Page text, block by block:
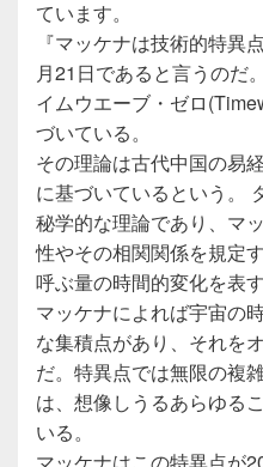
ています。
『マッケナは技術的特異
月21日であると言うのだ
イムウエーブ・ゼロ
づいている。
その理論は古代中国の易
に基づいているという。
秘学的な理論であり、マ
性やその相関関係を規定
呼ぶ量の時間的変化を表
マッケナによれば宇宙の
な集積点があり、それを
だ。特異点では無限の複
は、想像しうるあらゆる
いる。